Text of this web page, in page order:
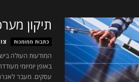
תיקון
כתבות ממומנות
המודעות העולה
באופן יומיומי
עסקים. מעבר